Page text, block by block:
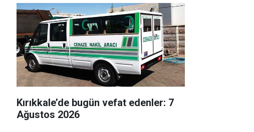
Kırıkkale’de bugün vefat edenler: 7
Ağustos 2026